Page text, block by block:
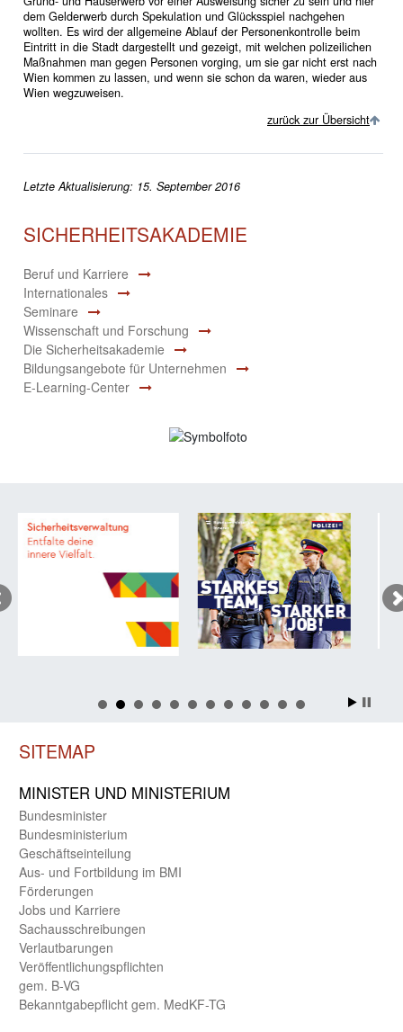
dem Gelderwerb durch Spekulation und Glücksspiel nachgehen
wollten. Es wird der allgemeine Ablauf der Personenkontrolle beim
Eintritt in die Stadt dargestellt und gezeigt, mit welchen polizeilichen
Maßnahmen man gegen Personen vorging, um sie gar nicht erst nach
Wien kommen zu lassen, und wenn sie schon da waren, wieder aus
Wien wegzuweisen.
zurück zur Übersicht
Letzte Aktualisierung: 15. September 2016
SICHERHEITSAKADEMIE
Beruf und Karriere
Internationales
Seminare
Wissenschaft und Forschung
Die Sicherheitsakademie
Bildungsangebote für Unternehmen
E-Learning-Center
SITEMAP
MINISTER UND MINIST­ERIUM
Bundes­minister
Bundes­ministerium
Geschäfts­einteilung
Aus- und Fortbildung im BMI
Förderungen
Jobs und Karriere
Sachaus­schreibungen
Verlautbarungen
Veröffentlichungspflichten
gem. B-VG
Bekanntgabepflicht gem. MedKF-TG